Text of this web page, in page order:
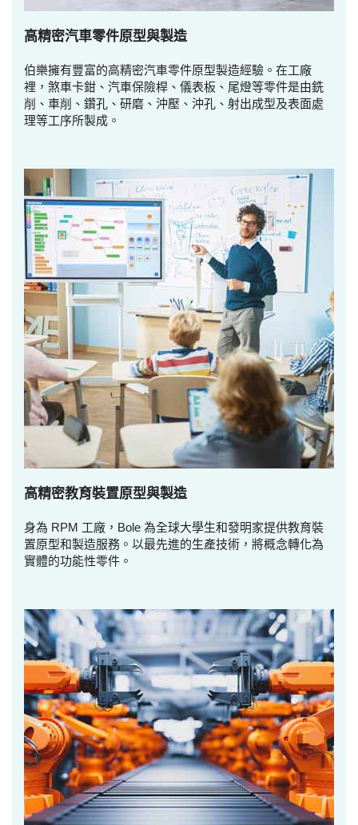
高精密汽車零件原型與製造
伯樂擁有豐富的高精密汽車零件原型製造經驗。在工廠
裡，煞車卡鉗、汽車保險桿、儀表板、尾燈等零件是由銑
削、車削、鑽孔、研磨、沖壓、沖孔、射出成型及表面處
理等工序所製成。
高精密教育裝置原型與製造
身為 RPM 工廠，Bole 為全球大學生和發明家提供教育裝
置原型和製造服務。以最先進的生產技術，將概念轉化為
實體的功能性零件。